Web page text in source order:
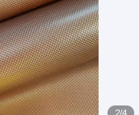
2/4